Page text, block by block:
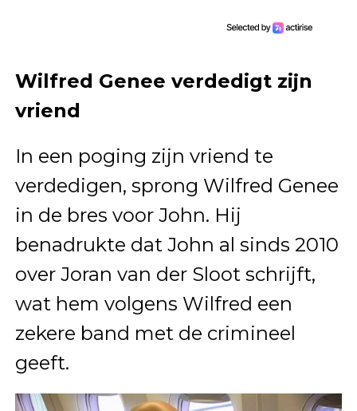
Wilfred Genee verdedigt zijn
vriend
In een poging zijn vriend te
verdedigen, sprong Wilfred Genee
in de bres voor John. Hij
benadrukte dat John al sinds 2010
over Joran van der Sloot schrijft,
wat hem volgens Wilfred een
zekere band met de crimineel
geeft.